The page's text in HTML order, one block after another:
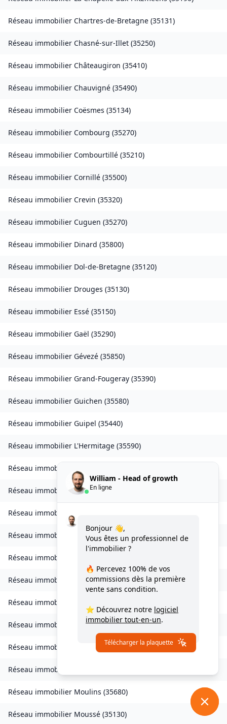
Réseau immobilier Chartres-de-Bretagne (35131)
Réseau immobilier Chasné-sur-Illet (35250)
Réseau immobilier Châteaugiron (35410)
Réseau immobilier Chauvigné (35490)
Réseau immobilier Coësmes (35134)
Réseau immobilier Combourg (35270)
Réseau immobilier Combourtillé (35210)
Réseau immobilier Cornillé (35500)
Réseau immobilier Crevin (35320)
Réseau immobilier Cuguen (35270)
Réseau immobilier Dinard (35800)
Réseau immobilier Dol-de-Bretagne (35120)
Réseau immobilier Drouges (35130)
Réseau immobilier Essé (35150)
Réseau immobilier Gaël (35290)
Réseau immobilier Gévezé (35850)
Réseau immobilier Grand-Fougeray (35390)
Réseau immobilier Guichen (35580)
Réseau immobilier Guipel (35440)
Réseau immobilier L'Hermitage (35590)
Réseau immobilier
Réseau immobilierLandavran(
Réseau immobilier
Réseau immobilier Lohéac( 35550)
Réseau immobilier
Réseau immobilier Loutehel(35330)
Réseau immobilier
Réseau immobilier Martigné-Ferchaud(35640
Réseau immobilier Maxent 35380)
Réseau immobilier
Réseau immobilier Moulins (35680)
Réseau immobilier Moussé (35130)
William - Head of growth
En ligne
Bonjour 👋,
Vous êtes un professionnel de
l'immobilier ?
🔥 Percevez 100% de vos
commissions dès la première
vente sans condition.
⭐ Découvrez notre logiciel
immobilier tout-en-un.
Télécharger la plaquette